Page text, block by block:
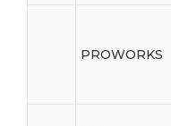
PROWORKS